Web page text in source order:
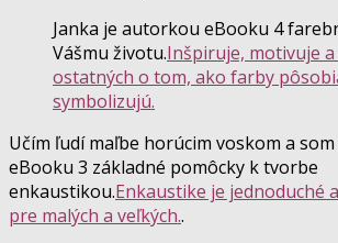
Janka je autorkou eBooku 4
Vášmu životu.Inšpiruje, motivuje
ostatných o tom, ako farby
symbolizujú.
Učím ľudí maľbe horúcim voskom a
eBooku 3 základné pomôcky k tvorbe
enkaustikou.Enkaustike je jednoduché
pre malých a veľkých..